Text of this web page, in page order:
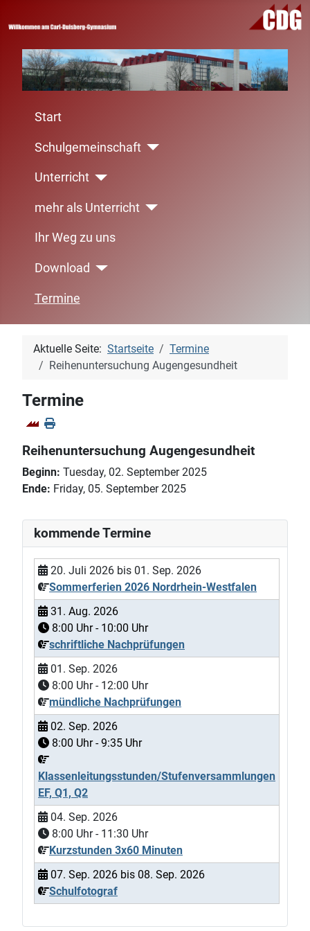
Start
Schulgemeinschaft
Unterricht
mehr als Unterricht
Ihr Weg zu uns
Download
Termine
Aktuelle Seite: Startseite
Termine
Reihenuntersuchung Augengesundheit
Termine
Reihenuntersuchung Augengesundheit
Beginn: Tuesday, 02. September 2025
Ende: Friday, 05. September 2025
kommende Termine
20. Juli 2026 bis 01. Sep. 2026
Sommerferien 2026 Nordrhein-Westfalen
31. Aug. 2026
8:00 Uhr - 10:00 Uhr
schriftliche Nachprüfungen
01. Sep. 2026
8:00 Uhr - 12:00 Uhr
mündliche Nachprüfungen
02. Sep. 2026
8:00 Uhr -9:35 Uhr
Klassenleitungsstunden/Stufenversammlungen
EF, Q1, Q2
04. Sep. 2026
8:00 Uhr - 11:30 Uhr
Kurzstunden 3x60 Minuten
07. Sep. 2026 bis 08. Sep. 2026
Schulfotograf